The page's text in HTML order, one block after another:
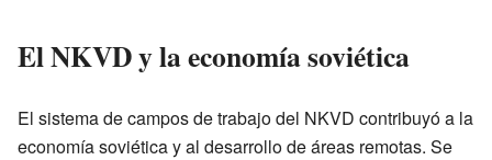
El NKVD y la economía soviética
El sistema de campos de trabajo del NKVD contribuyó a la
economía soviética y al desarrollo de áreas remotas. Se